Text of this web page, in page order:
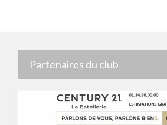
Partenaires du club